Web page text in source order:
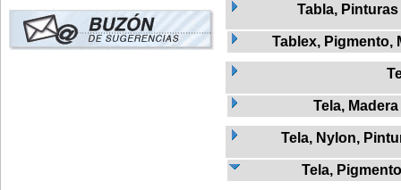
Tabla, Pinturas
Tablex, Pigmento,
Tela, Madera
Tela, Nylon,
Tela, Pigmento